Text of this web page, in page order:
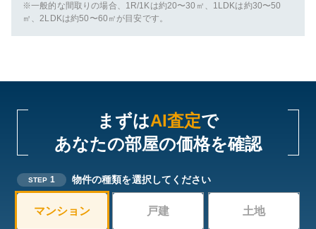
※一般的な間取りの場合、1R/1Kは約20〜30㎡、1LDKは約30〜50
㎡、2LDKは約50〜60㎡が目安です。
まずはAI査定で
あなたの部屋の価格を確認
STEP 1 物件の種類を選択してください
マンション 戸建 土地